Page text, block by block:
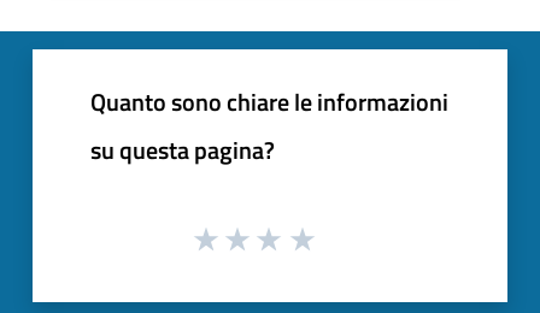
Quanto sono chiare le informazioni
su questa pagina?